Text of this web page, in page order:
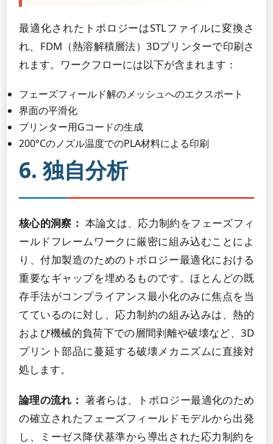
最適化されたトポロジーはSTLファイルに変換さ
れ、FDM（熱溶解積層法）3Dプリンターで印刷さ
れます。ワークフローには以下が含まれます：
フェーズフィールド解のメッシュへのエクスポート
界面の平滑化
プリンター用Gコードの生成
200°Cのノズル温度でのPLA材料による印刷
6. 独自分析
核心的洞察： 本論文は、応力制約をフェーズフィ
ールドフレームワークに厳密に組み込むことによ
り、付加製造のためのトポロジー最適化における
重要なギャップを埋めるものです。ほとんどの既
存手法がコンプライアンス最小化のみに焦点を当
てているのに対し、応力制約の組み込みは、熱的
および機械的負荷下での層間剥離や破壊など、3D
プリント部品に蔓延する破壊メカニズムに直接対
処します。
論理の流れ： 著者らは、トポロジー最適化のため
の確立されたフェーズフィールドモデルから出発
し、ミーゼス降伏基準から導出された応力制約を